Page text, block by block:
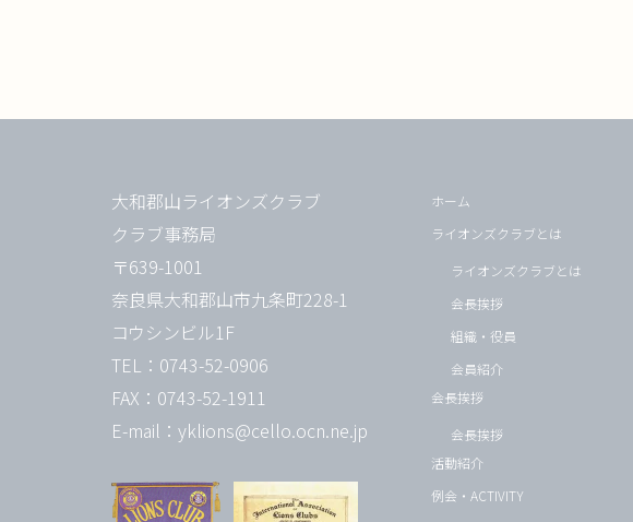
大和郡山ライオンズクラブ
クラブ事務局
〒639-1001
奈良県大和郡山市九条町228-1
コウシンビル1F
TEL：0743-52-0906
FAX：0743-52-1911
E-mail：yklions@cello.ocn.ne.jp
ホーム
ライオンズクラブとは
ライオンズクラブとは
会長挨拶
組織・役員
会員紹介
会長挨拶
会長挨拶
活動紹介
例会・ACTIVITY